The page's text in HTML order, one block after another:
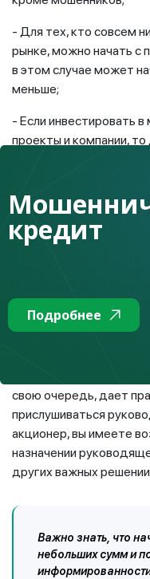
- Для тех, кто совсем
рынке, можно начать с
в этом случае может
меньше;
- Если инвестировать
проекты и компании,
В результате
данной компаний
прибыль;
- Если заняться
инвестирования,
приобретая их во
при их подъеме,
- Став инвестором и
долевым участником и
свою очередь, дает
прислушиваться
акционер, вы имеете
назначении
других важных
Важно знать, что
небольших сумм и
кредит
Подробнее